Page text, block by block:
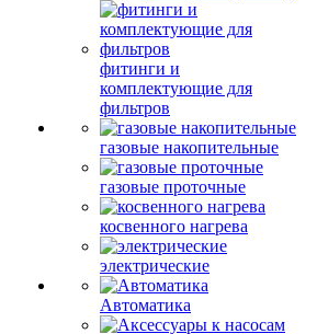
фитинги и
комплектующие для
фильтров
газовые накопительные
газовые проточные
косвенного нагрева
электрические
Автоматика